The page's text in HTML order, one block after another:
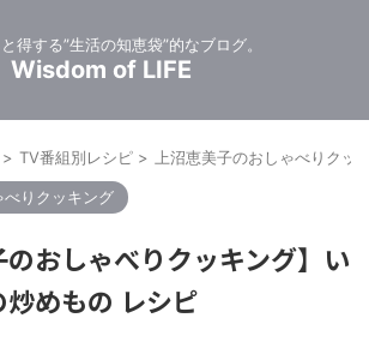
得する”生活の知恵袋”的なブログ。
Wisdom of LIFE
> TV番組別レシピ > 上沼恵美子のおしゃべりクッ
べりクッキング
のおしゃべりクッキング】い
めもの レシピ